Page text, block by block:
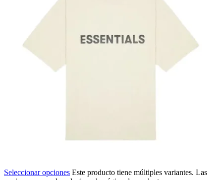
Seleccionar opciones Este producto tiene múltiples variantes. Las